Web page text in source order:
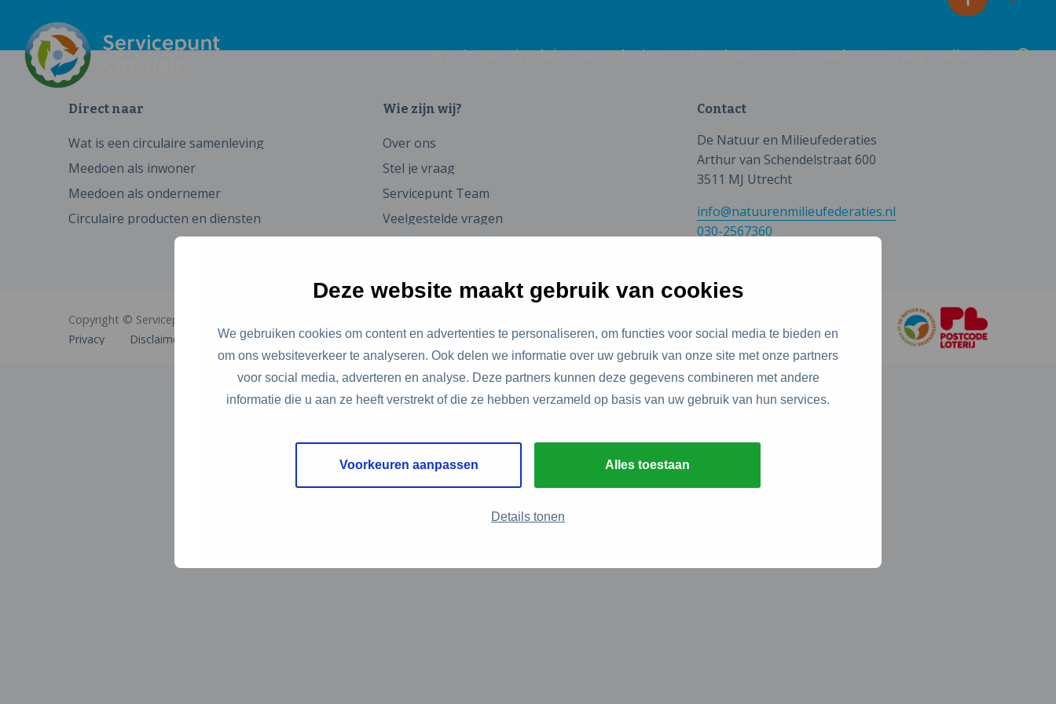
Deze website maakt gebruik van cookies
We gebruiken cookies om content en advertenties te personaliseren, om functies voor social media te bieden en
om ons websiteverkeer te analyseren. Ook delen we informatie over uw gebruik van onze site met onze partners
voor social media, adverteren en analyse. Deze partners kunnen deze gegevens combineren met andere
informatie die u aan ze heeft verstrekt of die ze hebben verzameld op basis van uw gebruik van hun services.
Voorkeuren aanpassen Alles toestaan
Details tonen
Wat is een circulaire samenleving Meedoen Actueel Vraag stellen
Direct naar
Wat is een circulaire samenleving
Meedoen als inwoner
Meedoen als ondernemer
Circulaire producten en diensten
Wie zijn wij?
Over ons
Stel je vraag
Servicepunt Team
Veelgestelde vragen
Contact
De Natuur en Milieufederaties
Arthur van Schendelstraat 600
3511 MJ Utrecht
info@natuurenmilieufederaties.nl
030-2567360
Copyright © Servicepunt Circulair
Privacy
Disclaimer Cookies Toegankelijkheid